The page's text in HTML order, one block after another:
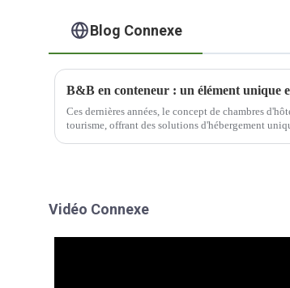
Blog Connexe
B&B en conteneur : un élément unique
Ces dernières années, le concept de chambres
tourisme, offrant des solutions d'hébergement
Vidéo Connexe